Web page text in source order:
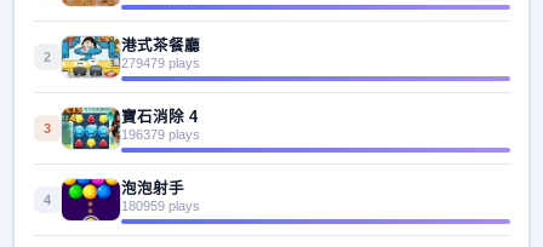
2
港式茶餐廳
279479 plays
3
寶石消除 4
196379 plays
4
泡泡射手
180959 plays